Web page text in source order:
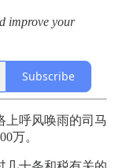
improve your
Subscribe
上呼风唤雨的司马
万。